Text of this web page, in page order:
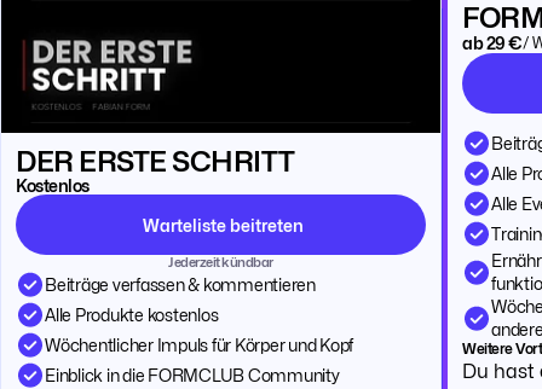
DER ERSTE SCHRITT
Kostenlos
Warteliste beitreten
Jederzeit kündbar
Beiträge verfassen & kommentieren
Alle Produkte kostenlos
Wöchentlicher Impuls für Körper und Kopf
Einblick in die FORMCLUB Community
ab 29 €/
Alle
Alle
Weitere
Du hast